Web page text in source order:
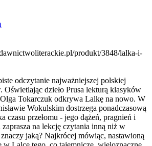
produkt/3848/lalka-i-
odczytanie najważniejszej polskiej
dzieło Prusa lekturą klasyków
Tokarczuk odkrywa Lalkę na nowo. W
Wokulskim dostrzega ponadczasową
czasu przełomu - jego dążeń, pragnień i
na lekcję czytania inną niż w
jaką? Najkrócej mówiąc, nastawioną